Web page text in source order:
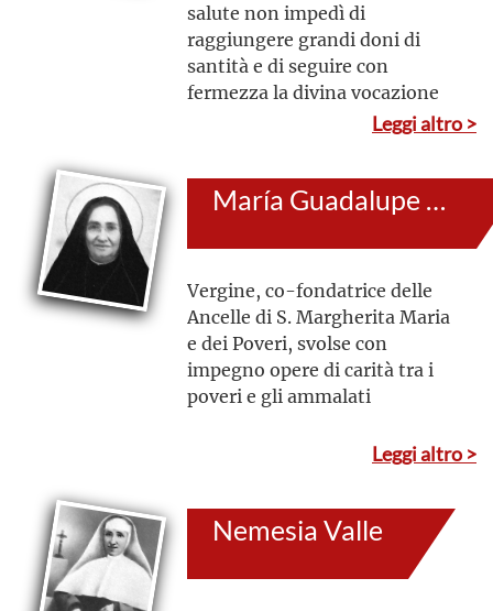
salute non impedì di
raggiungere grandi doni di
santità e di seguire con
fermezza la divina vocazione
Leggi altro >
María Guadalupe García Zavala
Vergine, co-fondatrice delle
Ancelle di S. Margherita Maria
e dei Poveri, svolse con
impegno opere di carità tra i
poveri e gli ammalati
Leggi altro >
Nemesia Valle